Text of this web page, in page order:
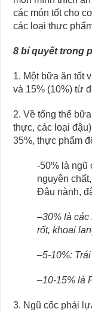
các món tốt cho
các loại thực
8 bí quyết trong
1. Một bữa ăn tốt
và 15% (10%) từ
2. Về tổng thể
thực, các loại
35%, thực phẩm
-50% là ngũ
nguyên
Đậu nành,
–30% là các
rốt, khoai
–5-10%:
–10-15% là
3. Ngũ cốc phải